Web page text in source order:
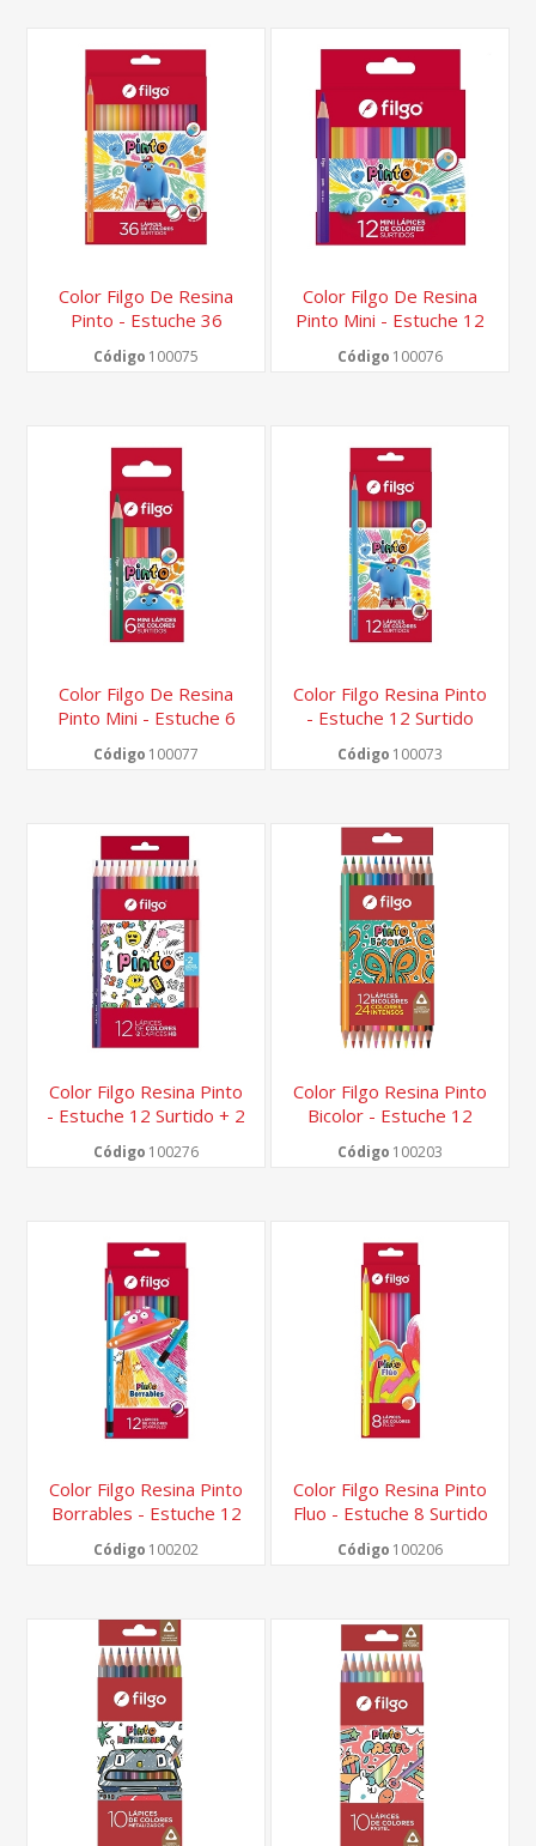
Color Filgo De Resina
Pinto - Estuche 36
Surtido
Código 100075
Color Filgo De Resina
Pinto Mini - Estuche 12
Surtido
Código 100076
Color Filgo De Resina
Pinto Mini - Estuche 6
Surtido
Código 100077
Color Filgo Resina Pinto
- Estuche 12 Surtido
Código 100073
Color Filgo Resina Pinto
- Estuche 12 Surtido + 2
Código 100276
Color Filgo Resina Pinto
Bicolor - Estuche 12
Surtido
Código 100203
Color Filgo Resina Pinto
Borrables - Estuche 12
Surtido
Código 100202
Color Filgo Resina Pinto
Fluo - Estuche 8 Surtido
Código 100206